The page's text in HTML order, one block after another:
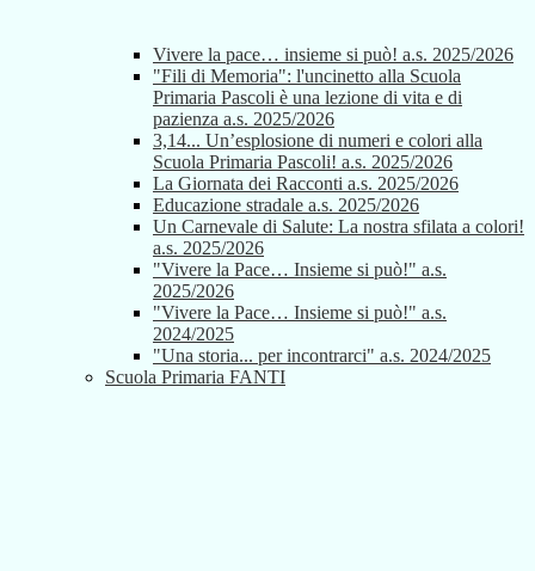
Vivere la pace… insieme si può! a.s. 2025/2026
"Fili di Memoria": l'uncinetto alla Scuola
Primaria Pascoli è una lezione di vita e di
pazienza a.s. 2025/2026
3,14... Un’esplosione di numeri e colori alla
Scuola Primaria Pascoli! a.s. 2025/2026
La Giornata dei Racconti a.s. 2025/2026
Educazione stradale a.s. 2025/2026
Un Carnevale di Salute: La nostra sfilata a colori!
a.s. 2025/2026
"Vivere la Pace… Insieme si può!" a.s.
2025/2026
"Vivere la Pace… Insieme si può!" a.s.
2024/2025
"Una storia... per incontrarci" a.s. 2024/2025
Scuola Primaria FANTI